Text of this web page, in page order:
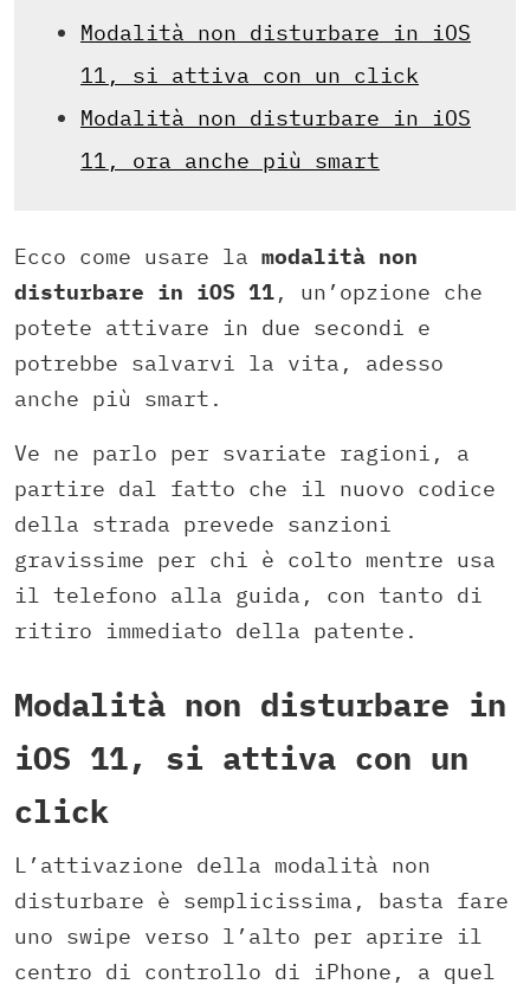
Modalità non disturbare in iOS
11, si attiva con un click
Modalità non disturbare in iOS
11, ora anche più smart
Ecco come usare la modalità non
disturbare in iOS 11, un’opzione che
potete attivare in due secondi e
potrebbe salvarvi la vita, adesso
anche più smart.
Ve ne parlo per svariate ragioni, a
partire dal fatto che il nuovo codice
della strada prevede sanzioni
gravissime per chi è colto mentre usa
il telefono alla guida, con tanto di
ritiro immediato della patente.
Modalità non disturbare in
iOS 11, si attiva con un
click
L’attivazione della modalità non
disturbare è semplicissima, basta fare
uno swipe verso l’alto per aprire il
centro di controllo di iPhone, a quel